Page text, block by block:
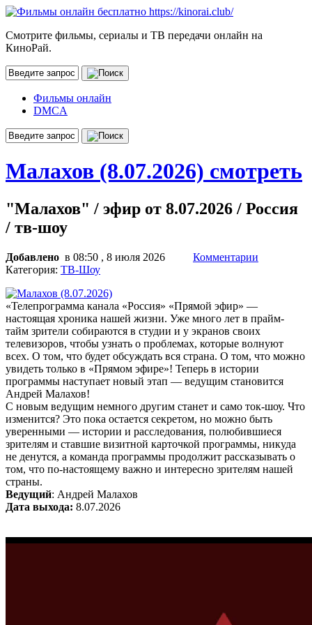
Смотрите фильмы, сериалы и ТВ передачи онлайн на
КиноРай.
Фильмы онлайн
DMCA
Малахов (8.07.2026) смотреть
"Малахов" / эфир от 8.07.2026 / Россия
/ тв-шоу
Добавлено в 08:50 , 8 июля 2026
Комментарии
Категория: ТВ-Шоу
«Телепрограмма канала «Россия» «Прямой эфир» —
настоящая хроника нашей жизни. Уже много лет в прайм-
тайм зрители собираются в студии и у экранов своих
телевизоров, чтобы узнать о проблемах, которые волнуют
всех. О том, что будет обсуждать вся страна. О том, что можно
увидеть только в «Прямом эфире»! Теперь в истории
программы наступает новый этап — ведущим становится
Андрей Малахов!
С новым ведущим немного другим станет и само ток-шоу. Что
изменится? Это пока остается секретом, но можно быть
уверенными — истории и расследования, полюбившиеся
зрителям и ставшие визитной карточкой программы, никуда
не денутся, а команда программы продолжит рассказывать о
том, что по-настоящему важно и интересно зрителям нашей
страны.
Ведущий: Андрей Малахов
Дата выхода: 8.07.2026